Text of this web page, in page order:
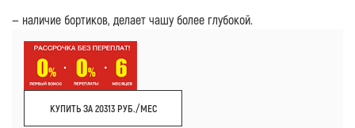
— наличие бортиков, делает чашу более глубокой.
КУПИТЬ ЗА 20313 РУБ./МЕС